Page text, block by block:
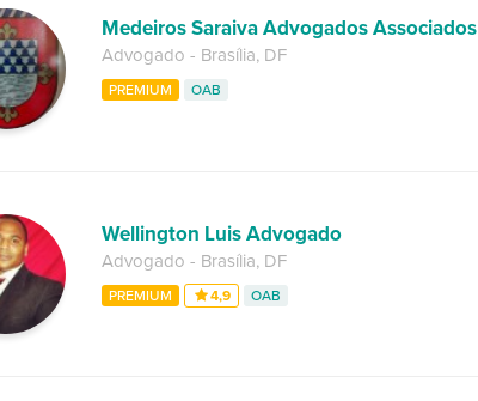
Medeiros Saraiva Advogados Associados
Advogado - Brasília, DF
PREMIUM OAB
Wellington Luis Advogado
Advogado - Brasília, DF
PREMIUM 4,9 OAB